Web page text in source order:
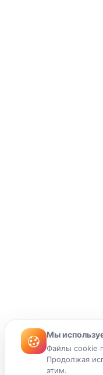
Мы
Файлы cookie
Продолжая
этим.